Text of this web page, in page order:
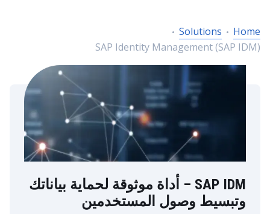
Home
Solutions
SAP Identity Management (SAP IDM)
SAP IDM – أداة موثوقة لحماية بياناتك
وتبسيط وصول المستخدمين